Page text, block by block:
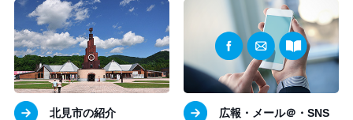
北見市の紹介 広報・メール＠・SNS